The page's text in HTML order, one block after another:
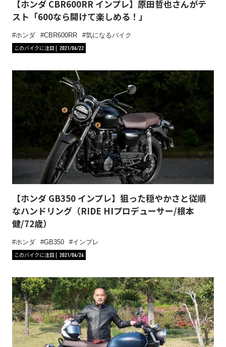
【ホンダ CBR600RR インプレ】原田哲也さんがテ
スト「600なら開けて楽しめる！」
ホンダ CBR600RR
気になるバイク
このバイクに注目
2021/06/22
【ホンダ GB350 インプレ】狙った穏やかさと従順
なハンドリング（RIDE HIプロデューサー/根本
健/72歳）
ホンダ GB350
インプレ
このバイクに注目
2021/04/24